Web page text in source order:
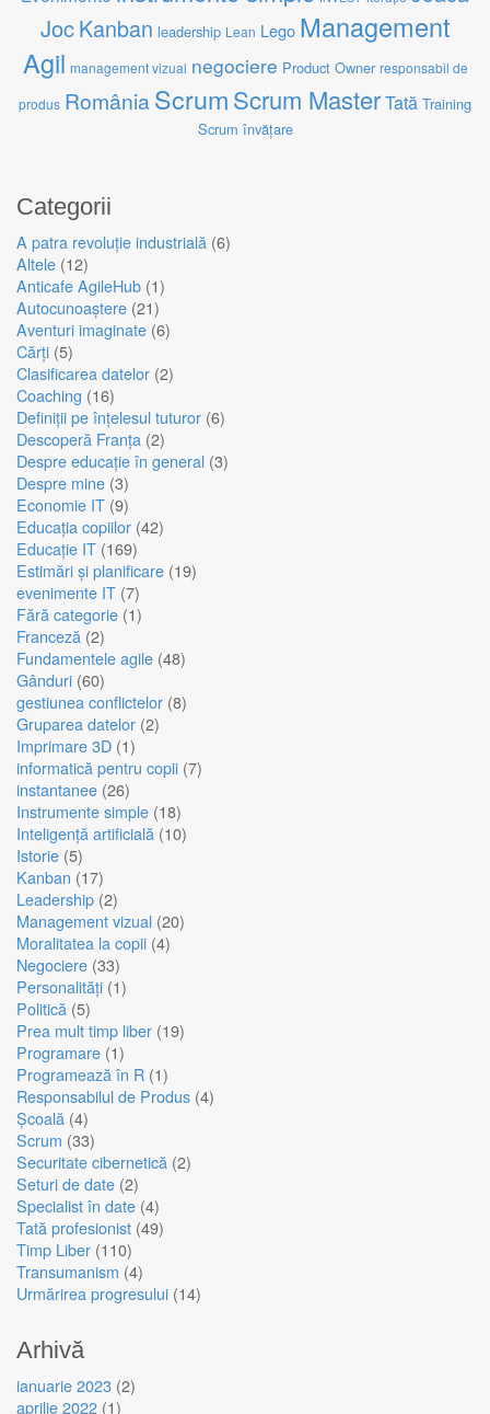
JocKanban leadership Lean Lego Management
Agil management vizual negociere Product Owner responsabil de
produs RomâniaScrumScrum MasterTată Training
Scrum învățare
Categorii
A patra revoluție industrială (6)
Altele (12)
Anticafe AgileHub (1)
Autocunoaștere (21)
Aventuri imaginate (6)
Cărți (5)
Clasificarea datelor (2)
Coaching (16)
Definiții pe înțelesul tuturor (6)
Descoperă Franța (2)
Despre educație în general (3)
Despre mine (3)
Economie IT (9)
Educația copiilor (42)
Educație IT (169)
Estimări și planificare (19)
evenimente IT (7)
Fără categorie (1)
Franceză (2)
Fundamentele agile (48)
Gânduri (60)
gestiunea conflictelor (8)
Gruparea datelor (2)
Imprimare 3D (1)
informatică pentru copii (7)
instantanee (26)
Instrumente simple (18)
Inteligență artificială (10)
Istorie (5)
Kanban (17)
Leadership (2)
Management vizual (20)
Moralitatea la copii (4)
Negociere (33)
Personalități (1)
Politică (5)
Prea mult timp liber (19)
Programare (1)
Programează în R (1)
Responsabilul de Produs (4)
Școală (4)
Scrum (33)
Securitate cibernetică (2)
Seturi de date (2)
Specialist în date (4)
Tată profesionist (49)
Timp Liber (110)
Transumanism (4)
Urmărirea progresului (14)
Arhivă
ianuarie 2023 (2)
aprilie 2022 (1)